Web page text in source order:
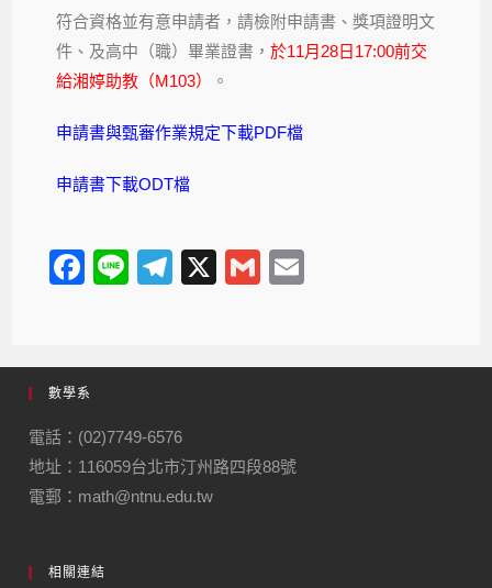
符合資格並有意申請者，請檢附申請書、獎項證明文
件、及高中（職）畢業證書，於11月28日17:00前交
給湘婷助教（M103）
。
申請書與甄審作業規定下載PDF檔
申請書下載ODT檔
F
e
b
o
o
k
Li
T
gr
m
X
G
數學系
電話：(02)7749-6576
地址：116059台北市汀州路四段88號
電郵：math@ntnu.edu.tw
相關連結